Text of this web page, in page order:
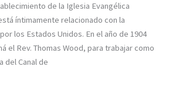
de la Iglesia Evangélica
íntimamente relacionado con la
los Estados Unidos. En el año de 1904
el Rev. Thomas Wood, para trabajar como
del Canal de